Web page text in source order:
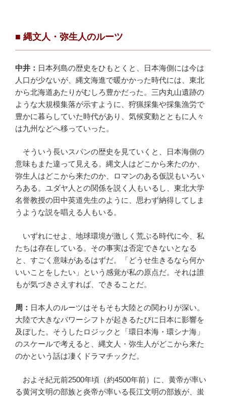
■ 縄文人・弥生人のルーツ
中井： 日本列島の歴史をひもとくと、日本海側には今は
人口が少ないが、縄文海進で暖かかった時代には、東北
から北海道あたりがむしろ豊かだった。三内丸山遺跡の
ような大規模集落が示すように、狩猟採集や採集漁労で
豊かに暮らしていた時代があり、気候変動とともに人々
は九州などへ移っていった。
そういう長いスパンの歴史を見ていくと、日本海側の
意味もまた違って見える。縄文人はどこから来たのか、
弥生人はどこから来たのか、ロマンのある仮説もいろい
ろある。ユダヤ人との関係を説く人もいるし、東北大学
名誉教授の田中英道先生のように、思わず納得してしま
うような説を唱える人もいる。
いずれにせよ、地球環境が激しく荒ぶる時代に今、私
たちは存在している。その事実は否定できないとなる
と、すごく意味があるはずだ。「どうせ生きるなら何か
いいことをしたい」という感覚が私の原点だ。それは誰
もが気づきさえすれば、できることだ。
周： 日本人のルーツはそもそも大陸との関わりが深い。
大陸で大きなパワーシフトが起きるたびに日本に影響を
及ぼした。そうしたロジックと「環日本海・環シナ海」
のスケールで考えると、縄文人・弥生人がどこから来た
のかという話は凄くドラマチックだ。
およそ紀元前2500年頃（約4500年前）に、黄帝が率い
る黄河文明の部族と炎帝が率いる長江文明の部族が、蚩